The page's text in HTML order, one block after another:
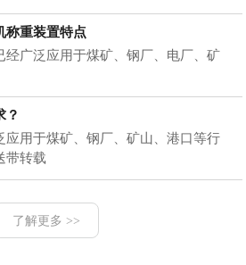
称重装置特点
经广泛应用于煤矿、钢厂、电厂、矿
？
应用于煤矿、钢厂、矿山、港口等行
带转载
了解更多 >>